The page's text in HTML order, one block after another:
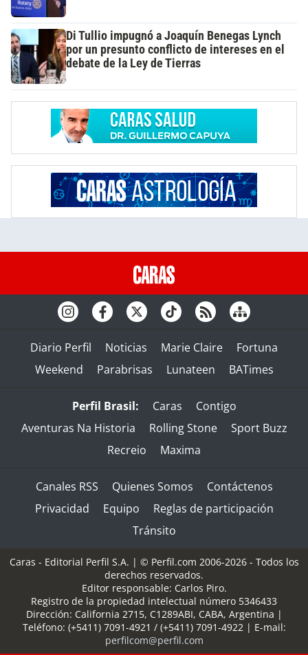
Di Tullio impugnó a Joaquín Benegas Lynch
por un presunto conflicto de intereses en el
debate de la Ley de Tierras
Diario Perfil Noticias Marie Claire
Fortuna
Weekend
Parabrisas Lunateen BATimes
Perfil Brasil: Caras
Contigo
Aventuras Na Historia
Rolling Stone
Sport Buzz
Recreio
Maxima
Canales RSS Quienes Somos
Contáctenos
Privacidad
Equipo
Reglas de participación
Tránsito
Caras - Editorial Perfil S.A. | © Perfil.com 2006-2026 - Todos los
derechos reservados.
Editor responsable: Carlos Piro.
Registro de la propiedad intelectual número 5346433
Dirección: California 2715, C1289ABI, CABA, Argentina |
Teléfono: (+5411) 7091-4921 / (+5411) 7091-4922| E-mail:
perfilcom@perfil.com